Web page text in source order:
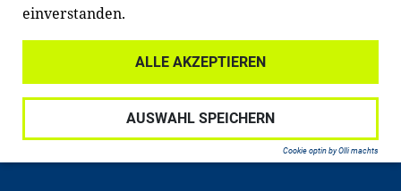
und anderen Stiftungen zusammen.
Datenschutz
Haftungsausschluss
Impressum
einverstanden.
ALLE AKZEPTIEREN
AUSWAHL SPEICHERN
Cookie optin by Olli machts